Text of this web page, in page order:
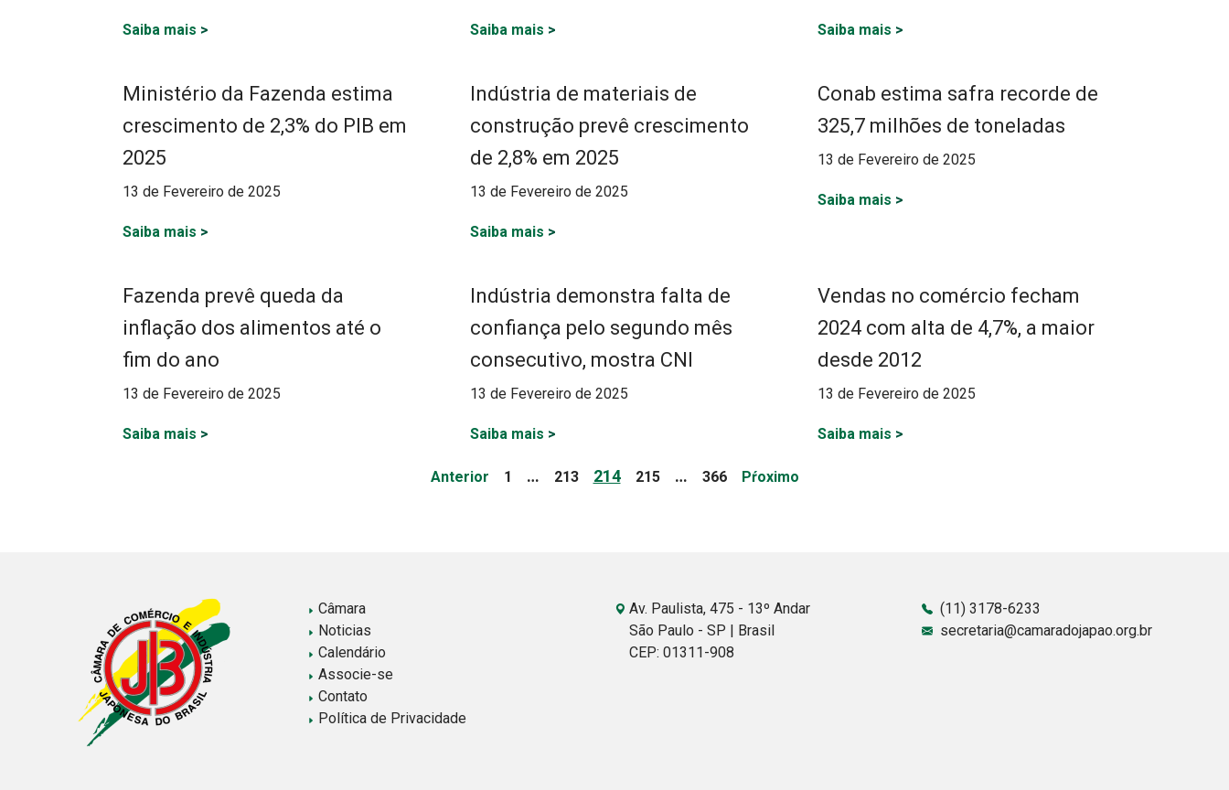
Saiba mais > Saiba mais > Saiba mais >
Ministério da Fazenda estima
crescimento de 2,3% do PIB em
2025
13 de Fevereiro de 2025
Saiba mais >
Indústria de materiais de
construção prevê crescimento
de 2,8% em 2025
13 de Fevereiro de 2025
Saiba mais >
Conab estima safra recorde de
325,7 milhões de toneladas
13 de Fevereiro de 2025
Saiba mais >
Fazenda prevê queda da
inflação dos alimentos até o
fim do ano
13 de Fevereiro de 2025
Saiba mais >
Indústria demonstra falta de
confiança pelo segundo mês
consecutivo, mostra CNI
13 de Fevereiro de 2025
Saiba mais >
Vendas no comércio fecham
2024 com alta de 4,7%, a maior
desde 2012
13 de Fevereiro de 2025
Saiba mais >
Anterior Page
1 … Page
213 Page
214 Page
215 … Page
366 Pŕoximo
Câmara
Noticias
Calendário
Associe-se
Contato
Política de Privacidade
Av. Paulista, 475 - 13º Andar
São Paulo - SP | Brasil
CEP: 01311-908
(11) 3178-6233
secretaria@camaradojapao.org.br